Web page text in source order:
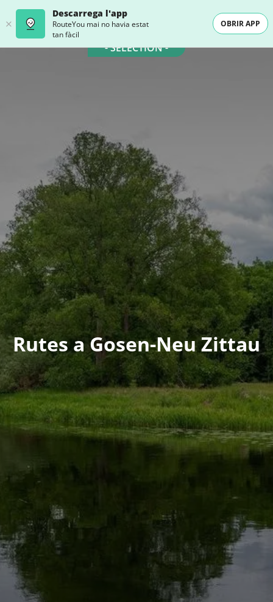
Descarrega l'app
RouteYou mai no havia estat
tan fàcil
OBRIR APP
- SELECTION -
Rutes a Gosen-Neu Zittau